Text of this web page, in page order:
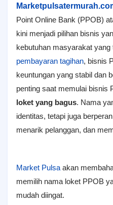
Point Online Bank (PPOB)
kini menjadi pilihan bisnis
kebutuhan masyarakat
pembayaran tagihan, bisnis
keuntungan yang stabil dan
penting saat memulai bisnis
loket yang bagus. Nama
identitas, tetapi juga
menarik pelanggan, dan
Market Pulsa akan
memilih nama loket PPOB
mudah diingat.